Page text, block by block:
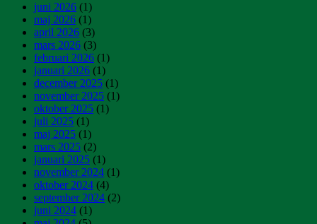
juni 2026 (1)
maj 2026 (1)
april 2026 (3)
mars 2026 (3)
februari 2026 (1)
januari 2026 (1)
december 2025 (1)
november 2025 (1)
oktober 2025 (1)
juli 2025 (1)
maj 2025 (1)
mars 2025 (2)
januari 2025 (1)
november 2024 (1)
oktober 2024 (4)
september 2024 (2)
juni 2024 (1)